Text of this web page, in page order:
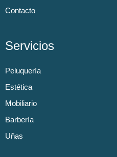
Contacto
Servicios
Peluquería
Estética
Mobiliario
Barbería
Uñas